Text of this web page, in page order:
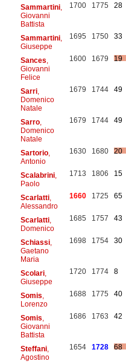
Sammartini,
Giovanni
Battista
1700 1775 28
Sammartini,
Giuseppe
1695 1750 33
Sances
Giovanni
Felice
1600 1679 19
Sarri,
Domenico
Natale
1679 1744 49
Sarro,
Domenico
Natale
1679 1744 49
Sartorio,
Antonio
1630 1680 20
Scalabrini,
Paolo
1713 1806 15
Scarlatti,
Alessandro
1660 1725 65
Scarlatti,
Domenico
1685 1757 43
Schiassi,
Gaetano
Maria
1698 1754 30
Scolari,
Giuseppe
1720 1774 8
Somis
Lorenzo
1688 1775 40
Somis
Giovanni
Battista
1686 1763 42
Steffani,
Agostino
1654 1728 68